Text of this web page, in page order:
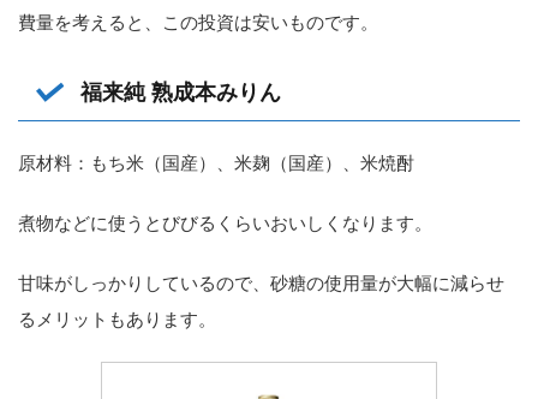
費量を考えると、この投資は安いものです。
福来純 熟成本みりん
原材料：もち米（国産）、米麹（国産）、米焼酎
煮物などに使うとびびるくらいおいしくなります。
甘味がしっかりしているので、砂糖の使用量が大幅に減らせ
るメリットもあります。